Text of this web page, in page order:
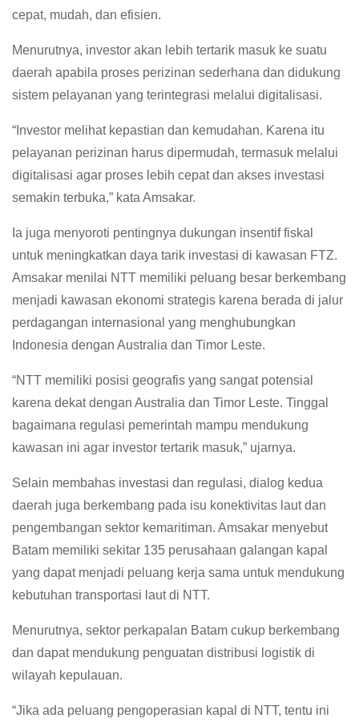
cepat, mudah, dan efisien.
Menurutnya, investor akan lebih tertarik masuk ke suatu
daerah apabila proses perizinan sederhana dan didukung
sistem pelayanan yang terintegrasi melalui digitalisasi.
“Investor melihat kepastian dan kemudahan. Karena itu
pelayanan perizinan harus dipermudah, termasuk melalui
digitalisasi agar proses lebih cepat dan akses investasi
semakin terbuka,” kata Amsakar.
Ia juga menyoroti pentingnya dukungan insentif fiskal
untuk meningkatkan daya tarik investasi di kawasan FTZ.
Amsakar menilai NTT memiliki peluang besar berkembang
menjadi kawasan ekonomi strategis karena berada di jalur
perdagangan internasional yang menghubungkan
Indonesia dengan Australia dan Timor Leste.
“NTT memiliki posisi geografis yang sangat potensial
karena dekat dengan Australia dan Timor Leste. Tinggal
bagaimana regulasi pemerintah mampu mendukung
kawasan ini agar investor tertarik masuk,” ujarnya.
Selain membahas investasi dan regulasi, dialog kedua
daerah juga berkembang pada isu konektivitas laut dan
pengembangan sektor kemaritiman. Amsakar menyebut
Batam memiliki sekitar 135 perusahaan galangan kapal
yang dapat menjadi peluang kerja sama untuk mendukung
kebutuhan transportasi laut di NTT.
Menurutnya, sektor perkapalan Batam cukup berkembang
dan dapat mendukung penguatan distribusi logistik di
wilayah kepulauan.
“Jika ada peluang pengoperasian kapal di NTT, tentu ini